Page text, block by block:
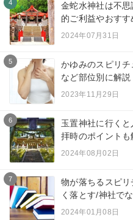
4
金蛇水神社は不
的ご利益やおす
2024年07月31日
5
かゆみのスピリ
など部位別に解説
2023年11月29日
6
玉置神社に行く
拝時のポイントも
2024年08月02日
7
物が落ちるスピ
く落とす/神社で
2024年01月08日